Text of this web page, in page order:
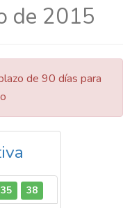
de 2015
de 90 días para
35 38